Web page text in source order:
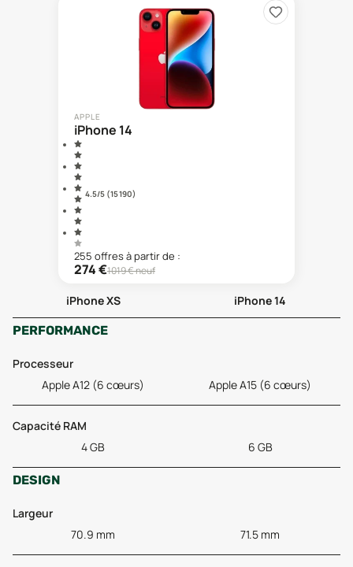
APPLE
iPhone 14
4.5/5 (15 190)
255 offresà partir de :
274€1019€ neuf
iPhone XS
iPhone 14
PERFORMANCE
Processeur
Apple A12 (6 cœurs)
Apple A15 (6 cœurs)
Capacité RAM
4 GB
6 GB
DESIGN
Largeur
70.9 mm
71.5 mm